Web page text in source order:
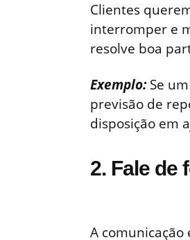
Clientes
interromper e
resolve boa
Exemplo: Se
previsão de
disposição em
2. Fale de
A comunicação